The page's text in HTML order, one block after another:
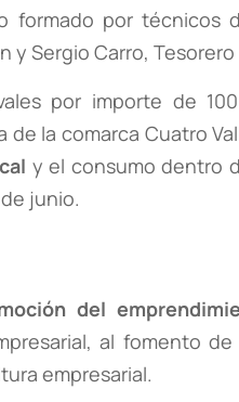
por técnicos
y Sergio Carro,
por importe de
la comarca Cuatro
y el consumo dentro
junio.
del
al fomento
empresarial.